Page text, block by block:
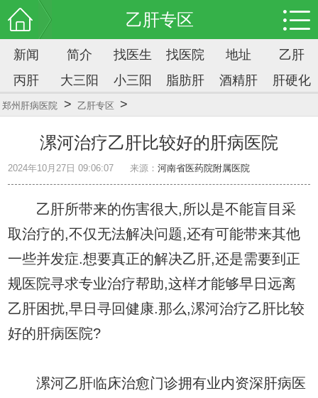
乙肝专区
新闻 简介 找医生 找医院 地址
乙肝
丙肝
大三阳 小三阳 脂肪肝 酒精肝 肝硬化
郑州肝病医院 > 乙肝专区 >
漯河治疗乙肝比较好的肝病医院
2024年10月27日 09:06:07 来源：河南省医药院附属医院
乙肝所带来的伤害很大,所以是不能盲目采
取治疗的,不仅无法解决问题,还有可能带来其他
一些并发症.想要真正的解决乙肝,还是需要到正
规医院寻求专业治疗帮助,这样才能够早日远离
乙肝困扰,早日寻回健康.那么,漯河治疗乙肝比较
好的肝病医院?
漯河乙肝临床治愈门诊拥有业内资深肝病医